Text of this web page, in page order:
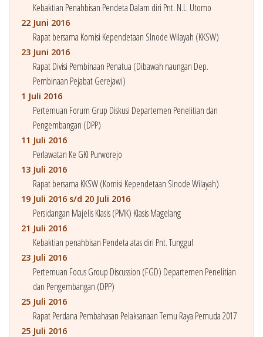
Kebaktian Penahbisan Pendeta Dalam diri Pnt. N.L. Utomo
22 Juni 2016
Rapat bersama Komisi Kependetaan SInode Wilayah (KKSW)
23 Juni 2016
Rapat Divisi Pembinaan Penatua (Dibawah naungan Dep.
Pembinaan Pejabat Gerejawi)
1 Juli 2016
Pertemuan Forum Grup Diskusi Departemen Penelitian dan
Pengembangan (DPP)
11 Juli 2016
Perlawatan Ke GKI Purworejo
13 Juli 2016
Rapat bersama KKSW (Komisi Kependetaan SInode Wilayah)
19 Juli 2016 s/d 20 Juli 2016
Persidangan Majelis Klasis (PMK) Klasis Magelang
21 Juli 2016
Kebaktian penahbisan Pendeta atas diri Pnt. Tunggul
23 Juli 2016
Pertemuan Focus Group Discussion (FGD) Departemen Penelitian
dan Pengembangan (DPP)
25 Juli 2016
Rapat Perdana Pembahasan Pelaksanaan Temu Raya Pemuda 2017
25 Juli 2016